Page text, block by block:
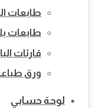
طابعات
طابعات
قارئات
ورق
لوحة حسابي